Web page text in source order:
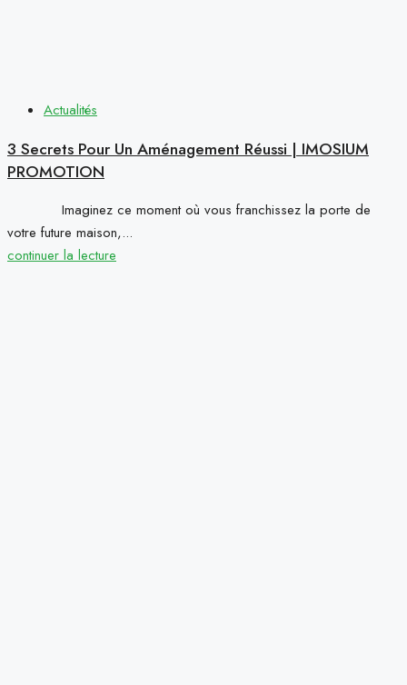
Actualités
3 Secrets Pour Un Aménagement Réussi | IMOSIUM
PROMOTION
Imaginez ce moment où vous franchissez la porte de
votre future maison,...
continuer la lecture